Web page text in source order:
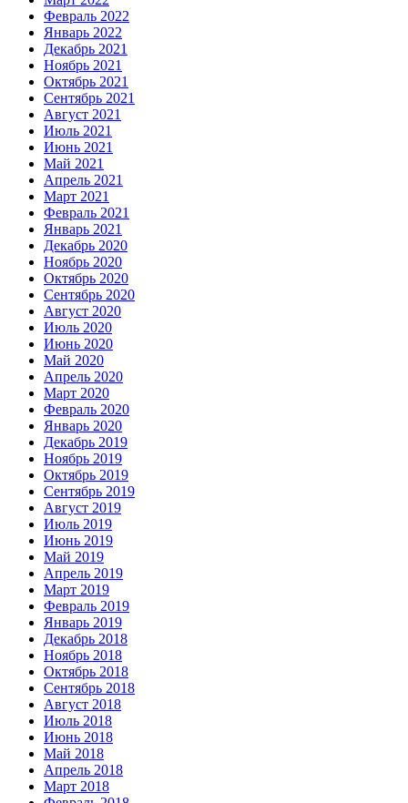
Февраль 2022
Январь 2022
Декабрь 2021
Ноябрь 2021
Октябрь 2021
Сентябрь 2021
Август 2021
Июль 2021
Июнь 2021
Май 2021
Апрель 2021
Март 2021
Февраль 2021
Январь 2021
Декабрь 2020
Ноябрь 2020
Октябрь 2020
Сентябрь 2020
Август 2020
Июль 2020
Июнь 2020
Май 2020
Апрель 2020
Март 2020
Февраль 2020
Январь 2020
Декабрь 2019
Ноябрь 2019
Октябрь 2019
Сентябрь 2019
Август 2019
Июль 2019
Июнь 2019
Май 2019
Апрель 2019
Март 2019
Февраль 2019
Январь 2019
Декабрь 2018
Ноябрь 2018
Октябрь 2018
Сентябрь 2018
Август 2018
Июль 2018
Июнь 2018
Май 2018
Апрель 2018
Март 2018